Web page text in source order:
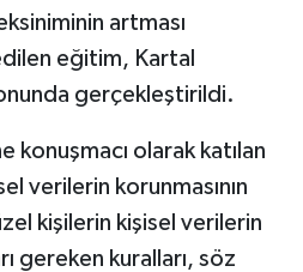
artması
eğitim, Kartal
gerçekleştirildi.
konuşmacı olarak katılan
verilerin korunmasının
kişilerin kişisel verilerin
gereken kuralları, söz